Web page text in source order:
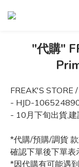
"代購"
FREAK'S STORE
- HJD-
- 10月下旬出貨,
*代購/預購/調貨
確認下單後下單表
*因代購有可能遇